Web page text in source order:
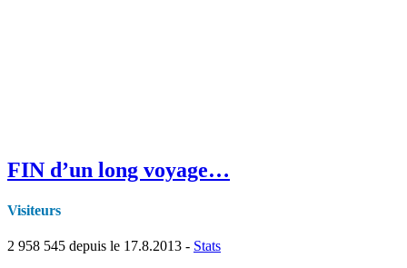
FIN d’un long voyage…
Visiteurs
2 958 545 depuis le 17.8.2013 - Stats